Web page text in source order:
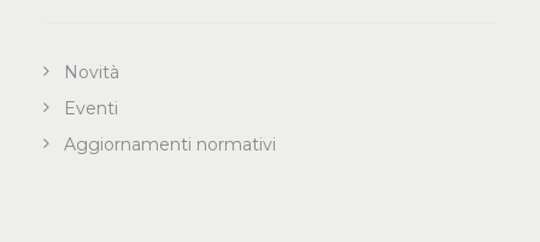
Novità
Eventi
Aggiornamenti normativi